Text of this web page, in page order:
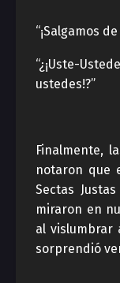
“¡Salgamos
“¿¡Uste-
ustedes!?”
Finalmente,
notaron que
Sectas
miraron en
al vislumbrar
sorprendió